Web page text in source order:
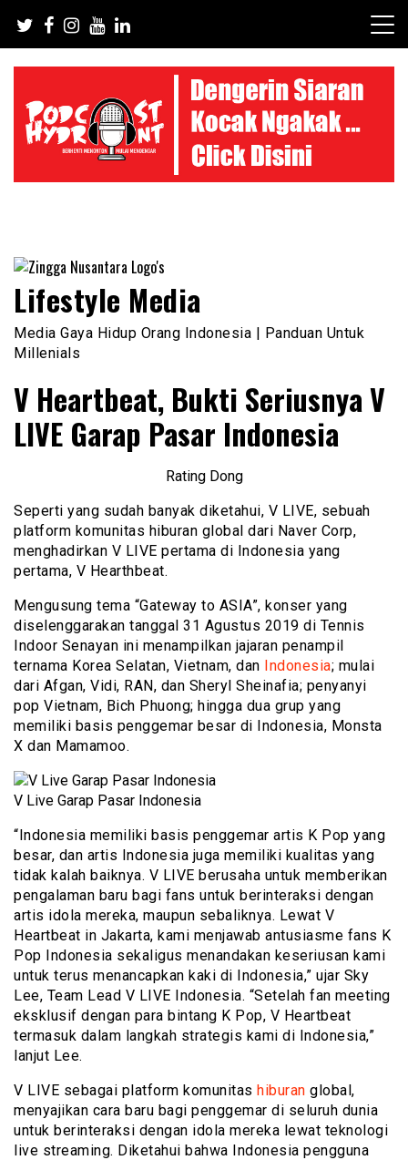
content
Lifestyle Media
Media Gaya Hidup Orang Indonesia | Panduan Untuk
Millenials
V Heartbeat, Bukti Seriusnya V
LIVE Garap Pasar Indonesia
Rating Dong
Seperti yang sudah banyak diketahui, V LIVE, sebuah
platform komunitas hiburan global dari Naver Corp,
menghadirkan V LIVE pertama di Indonesia yang
pertama, V Hearthbeat.
Mengusung tema “Gateway to ASIA”, konser yang
diselenggarakan tanggal 31 Agustus 2019 di Tennis
Indoor Senayan ini menampilkan jajaran penampil
ternama Korea Selatan, Vietnam, dan Indonesia; mulai
dari Afgan, Vidi, RAN, dan Sheryl Sheinafia; penyanyi
pop Vietnam, Bich Phuong; hingga dua grup yang
memiliki basis penggemar besar di Indonesia, Monsta
X dan Mamamoo.
V Live Garap Pasar Indonesia
“Indonesia memiliki basis penggemar artis K Pop yang
besar, dan artis Indonesia juga memiliki kualitas yang
tidak kalah baiknya. V LIVE berusaha untuk memberikan
pengalaman baru bagi fans untuk berinteraksi dengan
artis idola mereka, maupun sebaliknya. Lewat V
Heartbeat in Jakarta, kami menjawab antusiasme fans K
Pop Indonesia sekaligus menandakan keseriusan kami
untuk terus menancapkan kaki di Indonesia,” ujar Sky
Lee, Team Lead V LIVE Indonesia. “Setelah fan meeting
eksklusif dengan para bintang K Pop, V Heartbeat
termasuk dalam langkah strategis kami di Indonesia,”
lanjut Lee.
V LIVE sebagai platform komunitas hiburan global,
menyajikan cara baru bagi penggemar di seluruh dunia
untuk berinteraksi dengan idola mereka lewat teknologi
live streaming. Diketahui bahwa Indonesia pengguna